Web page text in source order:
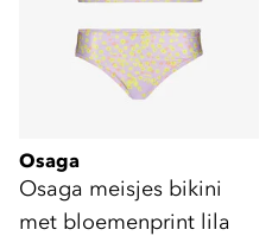
Osaga
Osaga meisjes bikini
met bloemenprint lila